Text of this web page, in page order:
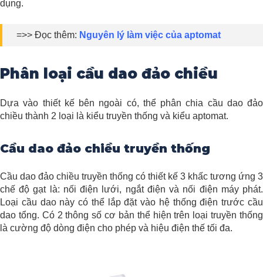
dụng.
=>> Đọc thêm: Nguyên lý làm việc của aptomat
Phân loại cầu dao đảo chiều
Dựa vào thiết kế bên ngoài có, thể phân chia cầu dao đảo
chiều thành 2 loại là kiểu truyền thống và kiểu aptomat.
Cầu dao đảo chiều truyền thống
Cầu dao đảo chiều truyền thống có thiết kế 3 khấc tương ứng 3
chế độ gạt là: nối điện lưới, ngắt điện và nối điện máy phát.
Loại cầu dao này có thể lắp đặt vào hệ thống điện trước cầu
dao tổng. Có 2 thông số cơ bản thể hiện trên loại truyền thống
là cường độ dòng điện cho phép và hiệu điện thế tối đa.